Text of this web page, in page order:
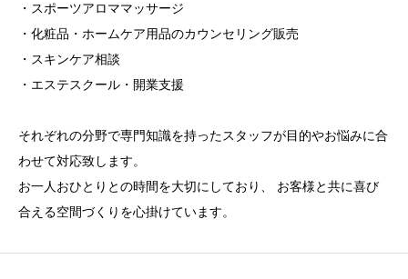
・スポーツアロママッサージ
・化粧品・ホームケア用品のカウンセリング販売
・スキンケア相談
・エステスクール・開業支援
それぞれの分野で専門知識を持ったスタッフが目的やお悩みに合
わせて対応致します。
お一人おひとりとの時間を大切にしており、 お客様と共に喜び
合える空間づくりを心掛けています。